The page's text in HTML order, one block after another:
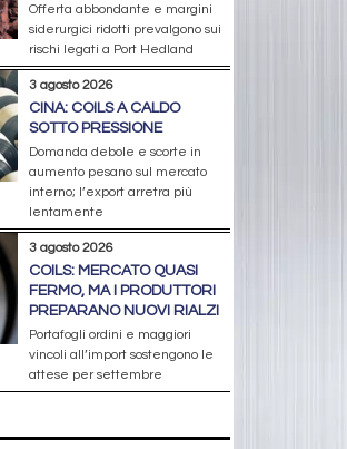
Offerta abbondante e margini
siderurgici ridotti prevalgono sui
rischi legati a Port Hedland
3 agosto 2026
CINA: COILS A CALDO
SOTTO PRESSIONE
Domanda debole e scorte in
aumento pesano sul mercato
interno; l’export arretra più
lentamente
3 agosto 2026
COILS: MERCATO QUASI
FERMO, MA I PRODUTTORI
PREPARANO NUOVI RIALZI
Portafogli ordini e maggiori
vincoli all’import sostengono le
attese per settembre